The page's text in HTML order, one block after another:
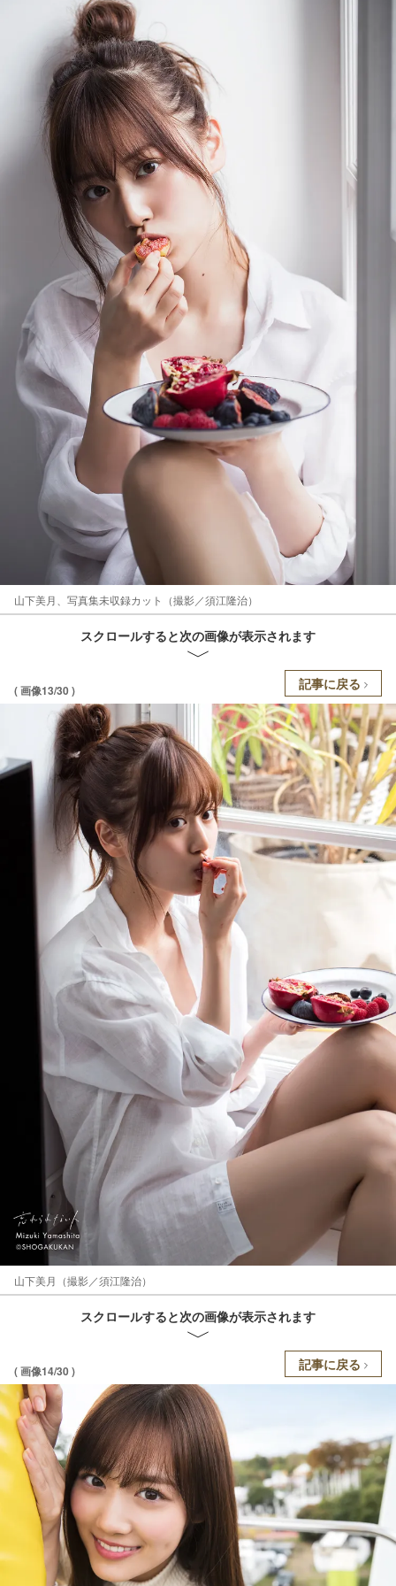
山下美月、写真集未収録カット（撮影／須江隆治）
スクロールすると次の画像が表示されます
( 画像13/30 ) 記事に戻る
山下美月（撮影／須江隆治）
スクロールすると次の画像が表示されます
( 画像14/30 ) 記事に戻る